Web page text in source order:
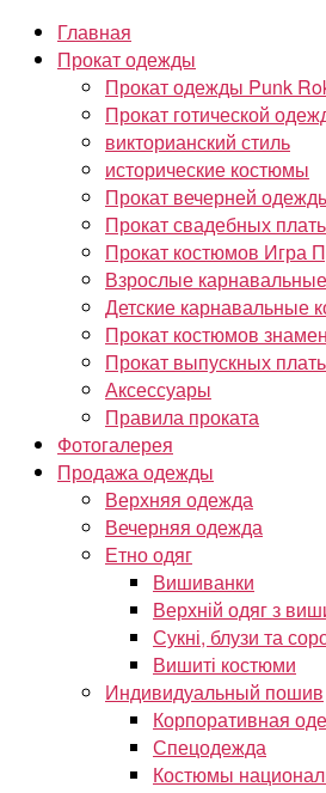
Главная
Прокат одежды
Прокат одежды Punk
Прокат готической
викторианский стиль
исторические костюмы
Прокат вечерней
Прокат свадебных
Прокат костюмов Игра
Взрослые
Детские карнавальные
Прокат костюмов
Прокат выпускных
Аксессуары
Правила проката
Фотогалерея
Продажа одежды
Верхняя одежда
Вечерняя одежда
Етно одяг
Вишиванки
Верхній одяг з
Сукні, блузи та
Вишиті костюми
Индивидуальный пошив
Корпоративная
Спецодежда
Костюмы